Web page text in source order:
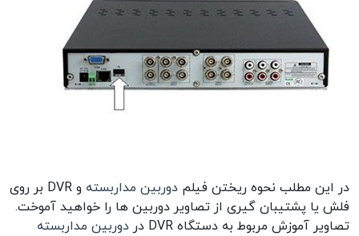
در این مطلب نحوه ریختن فیلم دوربین مداربسته
و DVR بر روی
فلش یا پشتیبان گیری از تصاویر دوربین ها را خواهید آموخت.
تصاویر آموزش مربوط به دستگاه DVR در
دوربین مداربسته